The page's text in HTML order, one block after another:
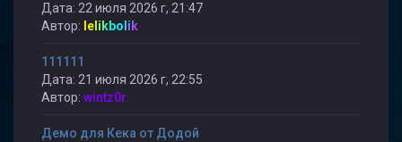
Дата: 22 июля 2026 г, 21:47
Автор: lelikbolik
111111
Дата: 21 июля 2026 г, 22:55
Автор: wintz0r
Демо для Кека от Додой